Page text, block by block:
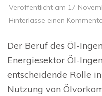
Veröffentlicht am 17
Hinterlasse einen
Der Beruf des Öl-
Energiesektor Öl-
entscheidende Rolle
Nutzung von